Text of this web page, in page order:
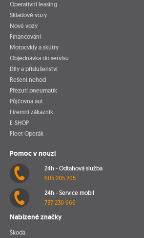
Operativní leasing
Skladové vozy
Nové vozy
Financování
Motocykly a skútry
Objednávka do servisu
Díly a příslušenství
Řešení nehod
Přezutí pneumatik
Půjčovna aut
Firemní zákazník
E-SHOP
Fleet Operák
Pomoc v nouzi
24h - Odtahová služba
605 205 205
24h - Service mobil
737 230 666
Nabízené značky
Škoda